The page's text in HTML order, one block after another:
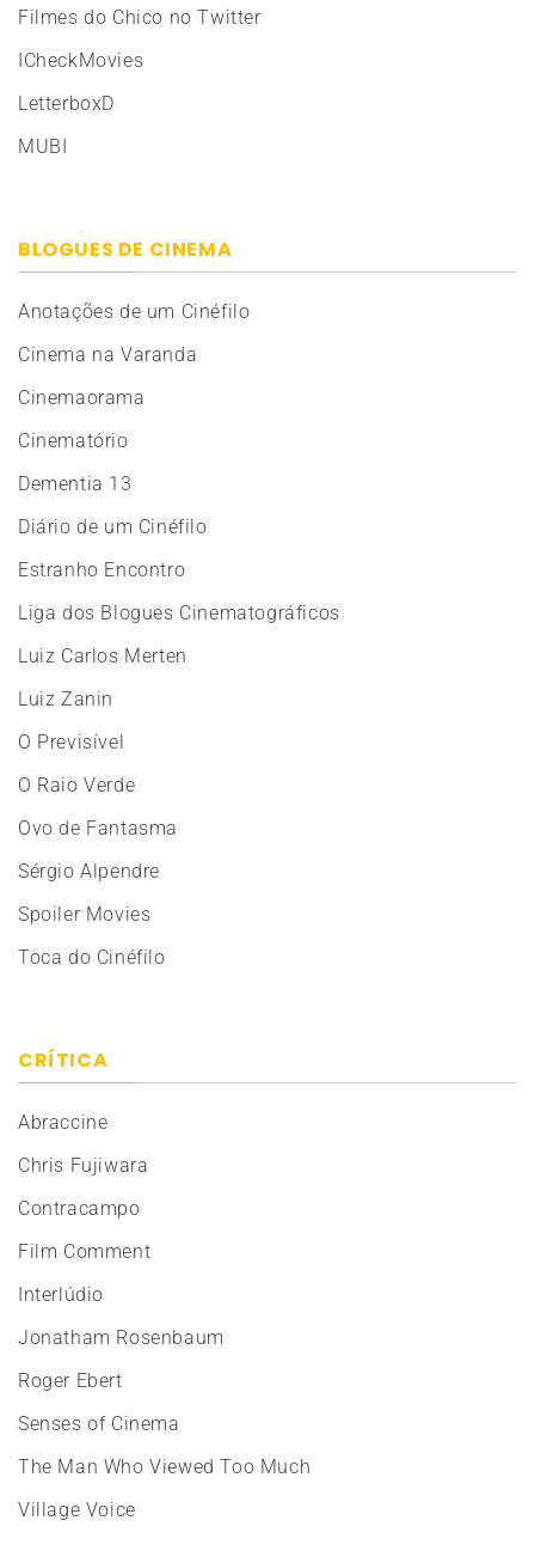
Filmes do Chico no Twitter
ICheckMovies
LetterboxD
MUBI
BLOGUES DE CINEMA
Anotações de um Cinéfilo
Cinema na Varanda
Cinemaorama
Cinematório
Dementia 13
Diário de um Cinéfilo
Estranho Encontro
Liga dos Blogues Cinematográficos
Luiz Carlos Merten
Luiz Zanin
O Previsível
O Raio Verde
Ovo de Fantasma
Sérgio Alpendre
Spoiler Movies
Toca do Cinéfilo
CRÍTICA
Abraccine
Chris Fujiwara
Contracampo
Film Comment
Interlúdio
Jonatham Rosenbaum
Roger Ebert
Senses of Cinema
The Man Who Viewed Too Much
Village Voice